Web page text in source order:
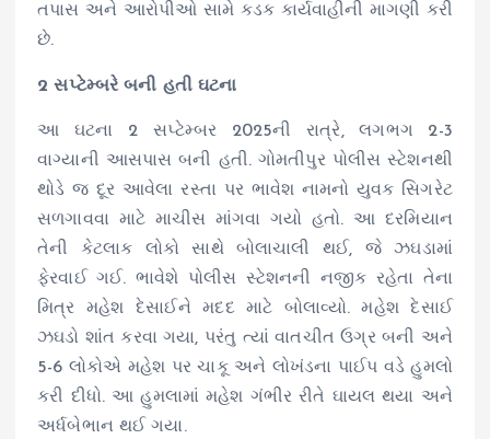
તપાસ અને આરોપીઓ સામે કડક કાર્યવાહીની માગણી કરી
છે.
2 સપ્ટેમ્બરે બની હતી ઘટના
આ ઘટના 2 સપ્ટેમ્બર 2025ની રાત્રે, લગભગ 2-3
વાગ્યાની આસપાસ બની હતી. ગોમતીપુર પોલીસ સ્ટેશનથી
થોડે જ દૂર આવેલા રસ્તા પર ભાવેશ નામનો યુવક સિગરેટ
સળગાવવા માટે માચીસ માંગવા ગયો હતો. આ દરમિયાન
તેની કેટલાક લોકો સાથે બોલાચાલી થઈ, જે ઝઘડામાં
ફેરવાઈ ગઈ. ભાવેશે પોલીસ સ્ટેશનની નજીક રહેતા તેના
મિત્ર મહેશ દેસાઈને મદદ માટે બોલાવ્યો. મહેશ દેસાઈ
ઝઘડો શાંત કરવા ગયા, પરંતુ ત્યાં વાતચીત ઉગ્ર બની અને
5-6 લોકોએ મહેશ પર ચાકૂ અને લોખંડના પાઈપ વડે હુમલો
કરી દીધો. આ હુમલામાં મહેશ ગંભીર રીતે ઘાયલ થયા અને
અર્ધબેભાન થઈ ગયા.